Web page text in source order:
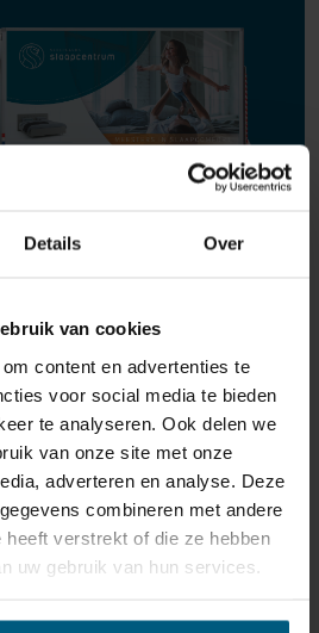
Details Over
van cookies
content en advertenties te
voor social media te bieden
te analyseren. Ook delen we
van onze site met onze
adverteren en analyse. Deze
combineren met andere
heeft verstrekt of die ze hebben
uw gebruik van hun services.
UND
BETTEN AB